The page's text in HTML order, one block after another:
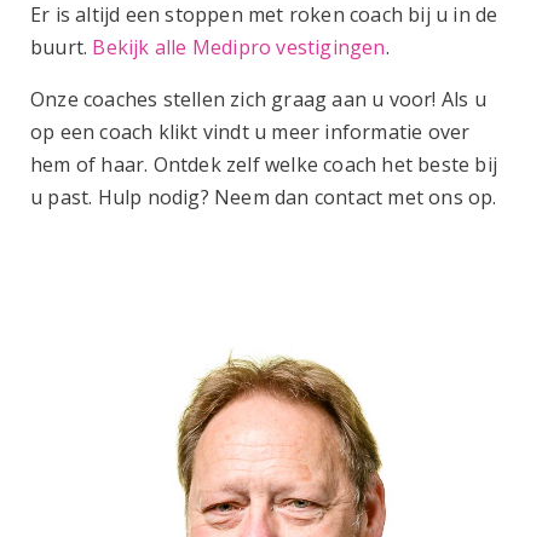
Er is altijd een stoppen met roken coach bij u in de
buurt. Bekijk alle Medipro vestigingen.
Onze coaches stellen zich graag aan u voor! Als u
op een coach klikt vindt u meer informatie over
hem of haar. Ontdek zelf welke coach het beste bij
u past. Hulp nodig? Neem dan contact met ons op.